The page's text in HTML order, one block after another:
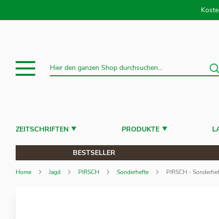
Suche
ZEITSCHRIFTEN PRODUKTE
BESTSELLER
Home Jagd PIRSCH Sonderhefte PIRSCH -